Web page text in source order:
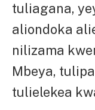
tuliagana,
aliondoka
nilizama
Mbeya,
tulielekea